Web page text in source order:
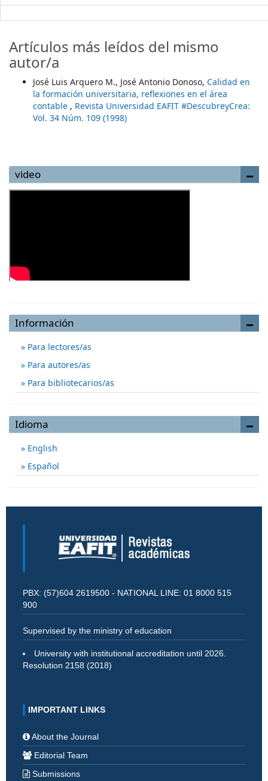
Artículos más leídos del mismo
autor/a
José Luis Arquero M., José Antonio Donoso, Calidad en
la formación universitaria, reflexiones en el área
contable , Revista Universidad EAFIT #DescubreyCrea:
Vol. 34 Núm. 109 (1998)
video
Información
Para lectores/as
Para autores/as
Para bibliotecarios/as
Idioma
English
Español
PBX: (57)604 2619500 - NATIONAL LINE: 01 8000 515
900
Supervised by the ministry of education
University with institutional accreditation until 2026.
Resolution 2158 (2018)
IMPORTANT LINKS
About the Journal
Editorial Team
Submissions